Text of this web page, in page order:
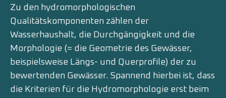
Zu den hydromorphologischen
Qualitätskomponenten zählen der
Wasserhaushalt, die Durchgängigkeit und die
Morphologie (= die Geometrie des Gewässer,
beispielsweise Längs- und Querprofile) der zu
bewertenden Gewässer. Spannend hierbei ist, dass
die Kriterien für die Hydromorphologie erst beim